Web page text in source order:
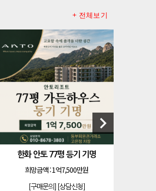
+ 전체보기
한화 안토 77평 등기 기명
희망금액 :1억7,500만원
[구매문의] [상담신청]
keyboard_arrow_right